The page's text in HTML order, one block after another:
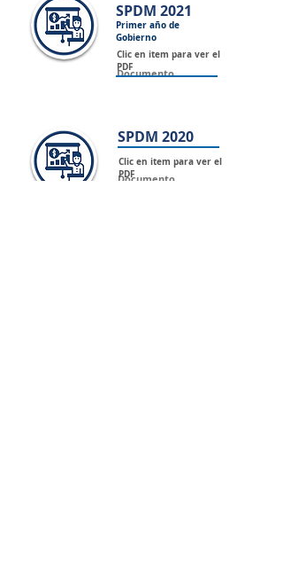
SPDM 2021
Primer año de
Gobierno
Clic en item para ver el
PDF
Documento
SPDM 2020
Documento
Clic en item para ver el
PDF